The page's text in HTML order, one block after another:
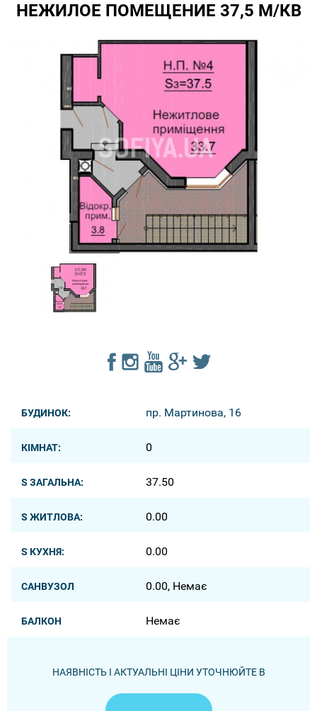
НЕЖИЛОЕ ПОМЕЩЕНИЕ 37,5 М/КВ
БУДИНОК: пр. Мартинова, 16
КІМНАТ: 0
S ЗАГАЛЬНА: 37.50
S ЖИТЛОВА: 0.00
S КУХНЯ: 0.00
САНВУЗОЛ 0.00, Немає
БАЛКОН Немає
НАЯВНІСТЬ І АКТУАЛЬНІ ЦІНИ УТОЧНЮЙТЕ В